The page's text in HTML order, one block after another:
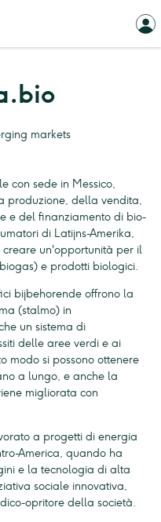
con sede in Messico,
produzione, della vendita,
e del finanziamento di bio-
di Latijns-Amerika,
creare un'opportunità per il
e prodotti biologici.
bijbehorende offrono la
(stalmo) in
un sistema di
delle aree verdi e ai
modo si possono ottenere
a lungo, e anche la
migliorata con
a progetti di energia
America, quando ha
e la tecnologia di alta
sociale innovativa,
opritore della società.